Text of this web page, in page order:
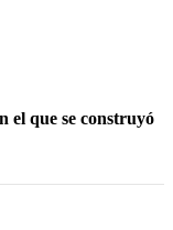
el que se construyó